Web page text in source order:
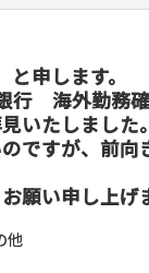
申します。
行 海外勤務
いたしました。
ですが、前
願い申し上げ
他